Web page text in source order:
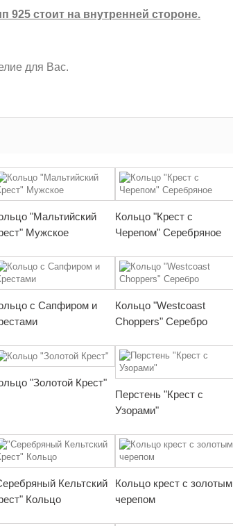
925 стоит на внутренней стороне.
для Вас.
"Мальтийский
Мужское
Кольцо "Крест с
Черепом" Серебряное
с Сапфиром и
Кольцо "Westcoast
Choppers" Серебро
"Золотой Крест"
Перстень "Крест с
Узорами"
Кельтский
Кольцо
Кольцо крест с золотым
черепом